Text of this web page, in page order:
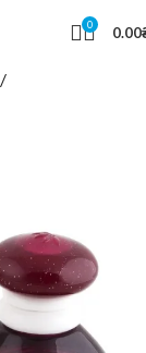
0 0.00